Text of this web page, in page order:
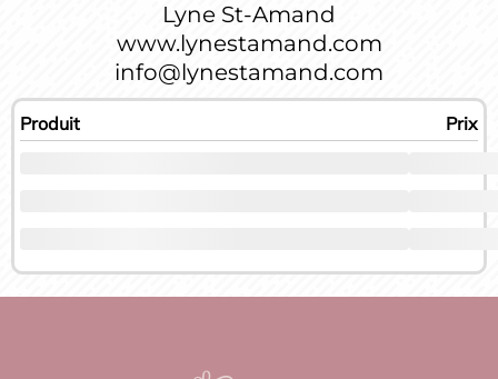
Lyne St-Amand
www.lynestamand.com
info@lynestamand.com
Produit Prix